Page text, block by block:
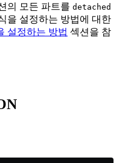
의 모든 파트를 detached
을 설정하는 방법에 대한
설정하는 방법 섹션을 참